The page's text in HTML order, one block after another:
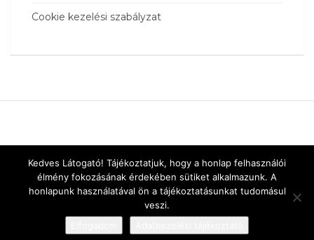
Cookie kezelési szabályzat
Kedves Látogató! Tájékoztatjuk, hogy a honlap felhasználói
élmény fokozásának érdekében sütiket alkalmazunk. A
honlapunk használatával ön a tájékoztatásunkat tudomásul
veszi.